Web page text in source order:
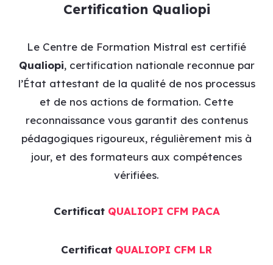
Certification Qualiopi
Le Centre de Formation Mistral est certifié
Qualiopi, certification nationale reconnue par
l’État attestant de la qualité de nos processus
et de nos actions de formation. Cette
reconnaissance vous garantit des contenus
pédagogiques rigoureux, régulièrement mis à
jour, et des formateurs aux compétences
vérifiées.
Certificat QUALIOPI CFM PACA
Certificat QUALIOPI CFM LR